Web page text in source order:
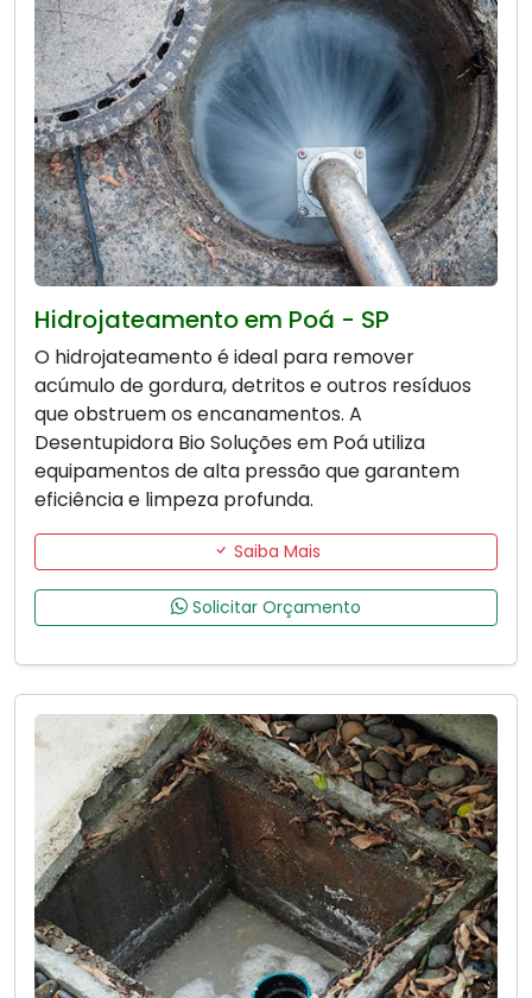
Hidrojateamento em Poá - SP
O hidrojateamento é ideal para remover
acúmulo de gordura, detritos e outros resíduos
que obstruem os encanamentos. A
Desentupidora Bio Soluções em Poá utiliza
equipamentos de alta pressão que garantem
eficiência e limpeza profunda.
Saiba Mais
Solicitar Orçamento